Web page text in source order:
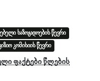
საზოგადოების წევრი
კომისიის წევრი